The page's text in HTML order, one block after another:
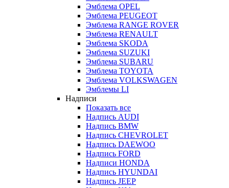
Эмблема OPEL
Эмблема PEUGEOT
Эмблема RANGE ROVER
Эмблема RENAULT
Эмблема SKODA
Эмблема SUZUKI
Эмблема SUBARU
Эмблема TOYOTA
Эмблема VOLKSWAGEN
Эмблемы LI
Надписи
Показать все
Надпись AUDI
Надпись BMW
Надпись CHEVROLET
Надпись DAEWOO
Надпись FORD
Надписи HONDA
Надпись HYUNDAI
Надпись JEEP